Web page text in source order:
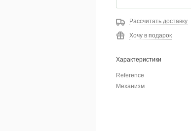
Рассчитать доставку
Хочу в подарок
Характеристики
Reference
Механизм